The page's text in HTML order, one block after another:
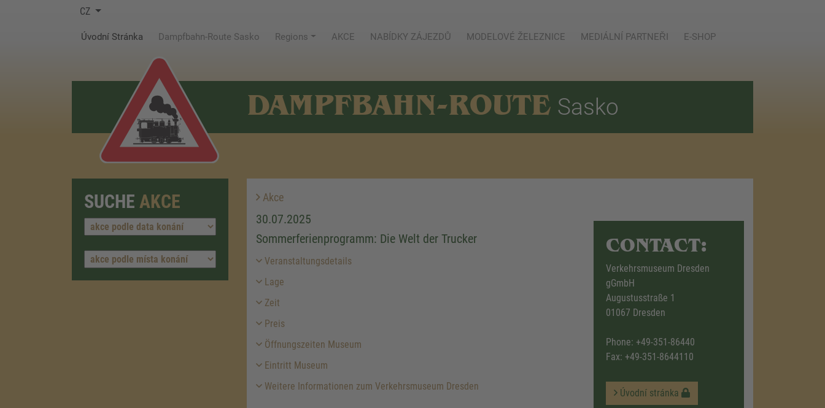
CZ
Úvodní Stránka (current)
Dampfbahn-Route Sasko Regions AKCE NABÍDKY ZÁJEZDŮ MODELOVÉ ŽELEZNICE MEDIÁLNÍ PARTNEŘI E-SHOP
DAMPFBAHN-ROUTE Sasko
SUCHE AKCE Akce
30.07.2025
Sommerferienprogramm: Die Welt der Trucker
Veranstaltungsdetails
Lage
Zeit
Preis
Öffnungszeiten Museum
Eintritt Museum
Weitere Informationen zum Verkehrsmuseum Dresden
CONTACT:
Verkehrsmuseum Dresden
gGmbH
Augustusstraße 1
01067 Dresden
Phone: +49-351-86440
Fax: +49-351-8644110
Úvodní stránka